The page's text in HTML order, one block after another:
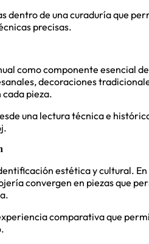
dentro de una curaduría que
precisas.
como componente esencial
decoraciones
pieza.
una lectura técnica e
estética y cultural.
convergen en piezas que
comparativa que